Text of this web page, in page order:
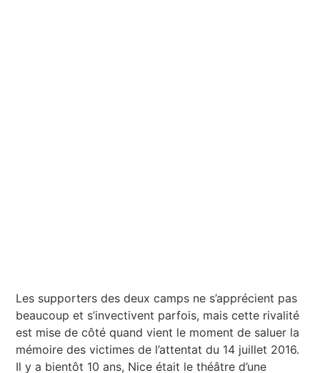
Les supporters des deux camps ne s’apprécient pas
beaucoup et s’invectivent parfois, mais cette rivalité
est mise de côté quand vient le moment de saluer la
mémoire des victimes de l’attentat du 14 juillet 2016.
Il y a bientôt 10 ans, Nice était le théâtre d’une